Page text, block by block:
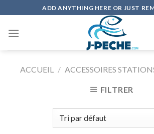
to
content
ADD ANYTHING HERE OR JUST
ACCUEIL / ACCESSOIRES
FILTRER